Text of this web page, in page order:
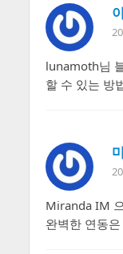
lunamoth님
할 수 있는 방
Miranda IM
완벽한 연동